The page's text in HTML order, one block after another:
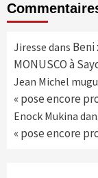
Jiresse dans Beni
MONUSCO à
Jean Michel
« pose encore
Enock Mukina
« pose encore